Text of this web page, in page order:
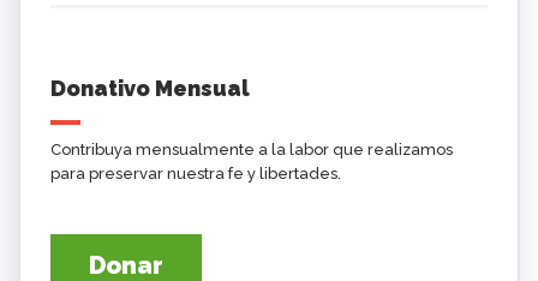
Donativo Mensual
Contribuya mensualmente a la labor que realizamos
para preservar nuestra fe y libertades.
Donar